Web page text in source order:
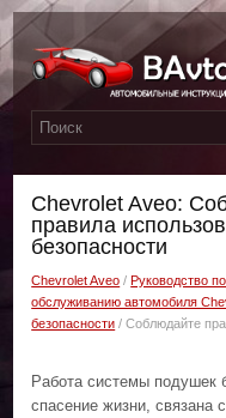
Chevrolet Aveo:
правила
безопасности
Chevrolet Aveo /Руководство
обслуживанию автомобиля
безопасности / Соблюдайте
Работа системы подушек
спасение жизни, связана